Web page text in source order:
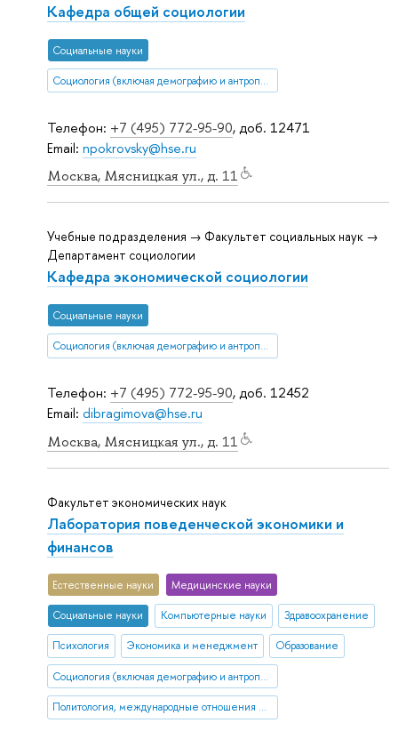
Телефон: +7 (495) 772-95-90, доб. 12471
Email: npokrovsky@hse.ru
Москва, Мясницкая ул., д. 11
Кафедра общей социологии
Социальные науки
Социология (включая демографию и антропологию)
Телефон: +7 (495) 772-95-90, доб. 12452
Email: dibragimova@hse.ru
Москва, Мясницкая ул., д. 11
Учебные подразделения → Факультет социальных наук →
Департамент социологии
Кафедра экономической социологии
Социальные науки
Социология (включая демографию и антропологию)
Факультет экономических наук
Лаборатория поведенческой экономики и
финансов
Естественные науки Медицинские науки
Социальные науки Компьютерные науки Здравоохранение
Психология Экономика и менеджмент Образование
Социология (включая демографию и антропологию)
Политология, международные отношения и ГМУ